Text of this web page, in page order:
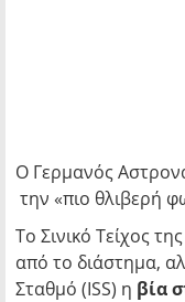
Ο Γερμανός
την «πιο θλιβερή
Το Σινικό Τείχος
από το διάστημα,
Σταθμό (ISS) η βία